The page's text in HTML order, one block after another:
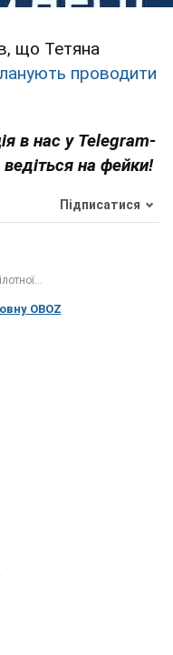
що Тетяна
проводити
в нас у Telegram-
на фейки!
Підписатися
OBOZ